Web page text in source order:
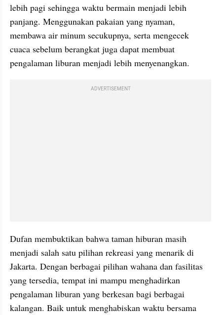
lebih pagi sehingga waktu bermain menjadi lebih
panjang. Menggunakan pakaian yang nyaman,
membawa air minum secukupnya, serta mengecek
cuaca sebelum berangkat juga dapat membuat
pengalaman liburan menjadi lebih menyenangkan.
ADVERTISEMENT
Dufan membuktikan bahwa taman hiburan masih
menjadi salah satu pilihan rekreasi yang menarik di
Jakarta. Dengan berbagai pilihan wahana dan fasilitas
yang tersedia, tempat ini mampu menghadirkan
pengalaman liburan yang berkesan bagi berbagai
kalangan. Baik untuk menghabiskan waktu bersama